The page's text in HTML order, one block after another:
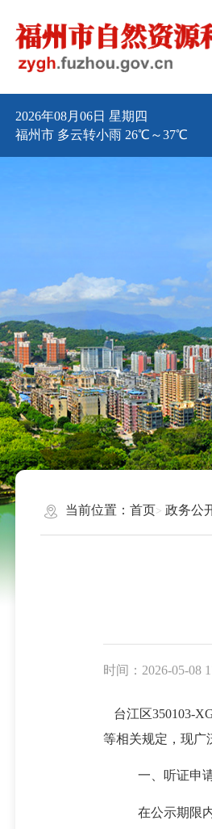
2026年08月06日 星期四
福州市 多云转小雨 26℃～37℃
当前位置： 首页 政务公
时间：2026-05-08
台江区350103-
等相关规定，现广
一、听证申
在公示期限